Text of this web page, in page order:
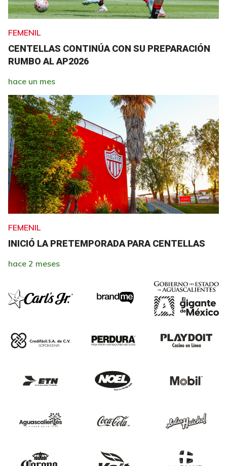
FEMENIL
CENTELLAS CONTINÚA CON SU PREPARACIÓN
RUMBO AL AP2026
hace un mes
FEMENIL
INICIÓ LA PRETEMPORADA PARA CENTELLAS
hace 2 meses